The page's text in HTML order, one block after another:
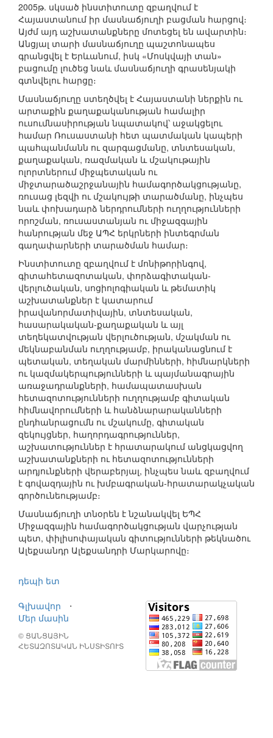
2005թ. սկսած ինստիտուտը զբաղվում է
Հայաստանում իր մասնաճյուղի բացման հարցով։
Այժմ այդ աշխատանքները մոտեցել են ավարտին։
Անցյալ տարի մասնաճյուղը պաշտոնապես
գրանցվել է Երևանում, իսկ «Մոսկվայի տան»
բացումը լուծեց նաև մասնաճյուղի գրասենյակի
գտնվելու հարցը։
Մասնաճյուղը ստեղծվել է Հայաստանի ներքին ու
արտաքին քաղաքականության համալիր
ուսումնասիրության նպատակով՝ աջակցելու
համար Ռուսաստանի հետ պատմական կապերի
պահպանմանն ու զարգացմանը, տնտեսական,
քաղաքական, ռազմական և մշակութային
ոլորտներում միջպետական ու
միջտարածաշրջանային համագործակցությանը,
ռուսաց լեզվի ու մշակույթի տարածմանը, ինչպես
նաև փոխադարձ ներդրումների ուղղությունների
որոշման, ռուսաստանյան ու միջազգային
հանրության մեջ ԱՊՀ երկրների ինտեգրման
գաղափարների տարածման համար։
Ինստիտուտը զբաղվում է մոնիթորինգով,
գիտահետազոտական, փորձագիտական-
վերլուծական, սոցիոլոգիական և թեմատիկ
աշխատանքներ է կատարում
իրավանորմատիվային, տնտեսական,
հասարակական-քաղաքական և այլ
տեղեկատվության վերլուծության, մշակման ու
մեկնաբանման ուղղությամբ, իրականացնում է
պետական, տեղական մարմինների, հիմնարկների
ու կազմակերպությունների և պայմանագրային
առաջադրանքների, համապատասխան
հետազոտությունների ուղղությամբ գիտական
հիմնավորումների և հանձնարարականների
ընդհանրացումն ու մշակումը, գիտական
զեկույցներ, հաղորդագրություններ,
աշխատություններ է հրատարակում անցկացվող
աշխատանքների ու հետազոտությունների
արդյունքների վերաբերյալ, ինչպես նաև զբաղվում
է գովազդային ու խմբագրական-հրատարակչական
գործունեությամբ։
Մասնաճյուղի տնօրեն է նշանակվել ԵՊՀ
Միջազգային համագործակցության վարչության
պետ, փիլիսոփայական գիտությունների թեկնածու
Ալեքսանդր Ալեքսանդրի Մարկարովը։
դեպի ետ
Գլխավոր
⋅
Մեր մասին
© ՑԱՆՑԱՅԻՆ
ՀԵՏԱԶՈՏԱԿԱՆ ԻՆՍՏԻՏՈՒՏ